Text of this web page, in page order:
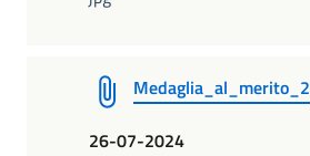
Medaglia_al_merito_2
26-07-2024